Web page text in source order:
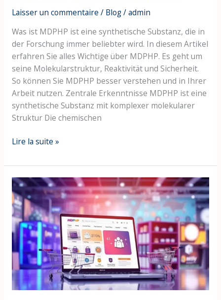
Laisser un commentaire / Blog/admin
Was ist MDPHP ist eine synthetische Substanz, die in
der Forschung immer beliebter wird. In diesem Artikel
erfahren Sie alles Wichtige über MDPHP. Es geht um
seine Molekularstruktur, Reaktivität und Sicherheit.
So können Sie MDPHP besser verstehen und in Ihrer
Arbeit nutzen. Zentrale Erkenntnisse MDPHP ist eine
synthetische Substanz mit komplexer molekularer
Struktur Die chemischen
Lire la suite »
MDPHP
Online
Bestellen:
Wie
Sie
einen
vertrauenswürdigen
Lieferanten
finden